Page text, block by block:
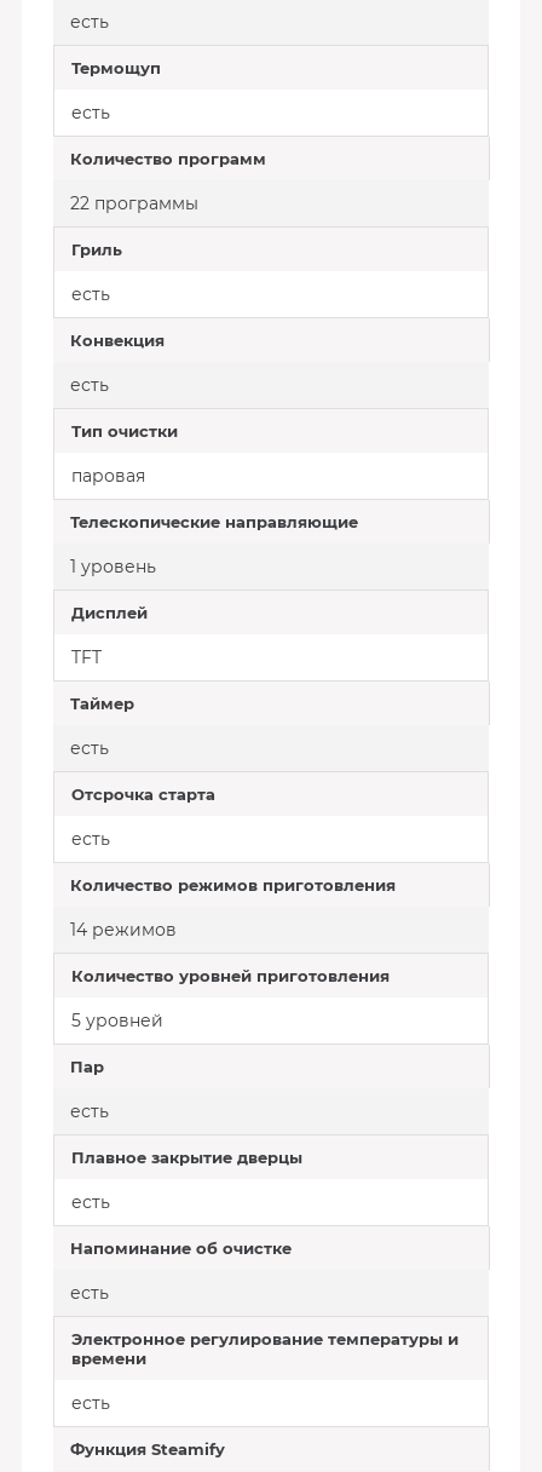
есть
Термощуп
есть
Количество программ
22 программы
Гриль
есть
Конвекция
есть
Тип очистки
паровая
Телескопические направляющие
1 уровень
Дисплей
TFT
Таймер
есть
Отсрочка старта
есть
Количество режимов приготовления
14 режимов
Количество уровней приготовления
5 уровней
Пар
есть
Плавное закрытие дверцы
есть
Напоминание об очистке
есть
Электронное регулирование температуры и
времени
есть
Функция Steamify